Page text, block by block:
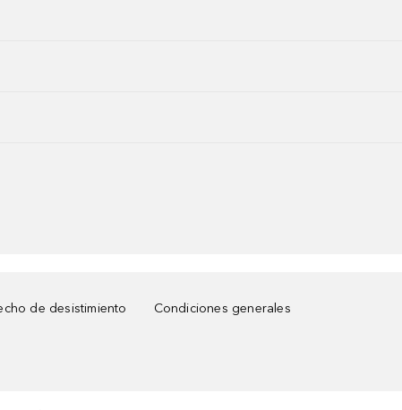
de desistimiento
Condiciones generales